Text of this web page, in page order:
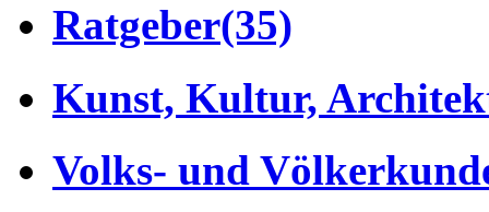
Ratgeber(35)
Kunst, Kultur,
Volks- und